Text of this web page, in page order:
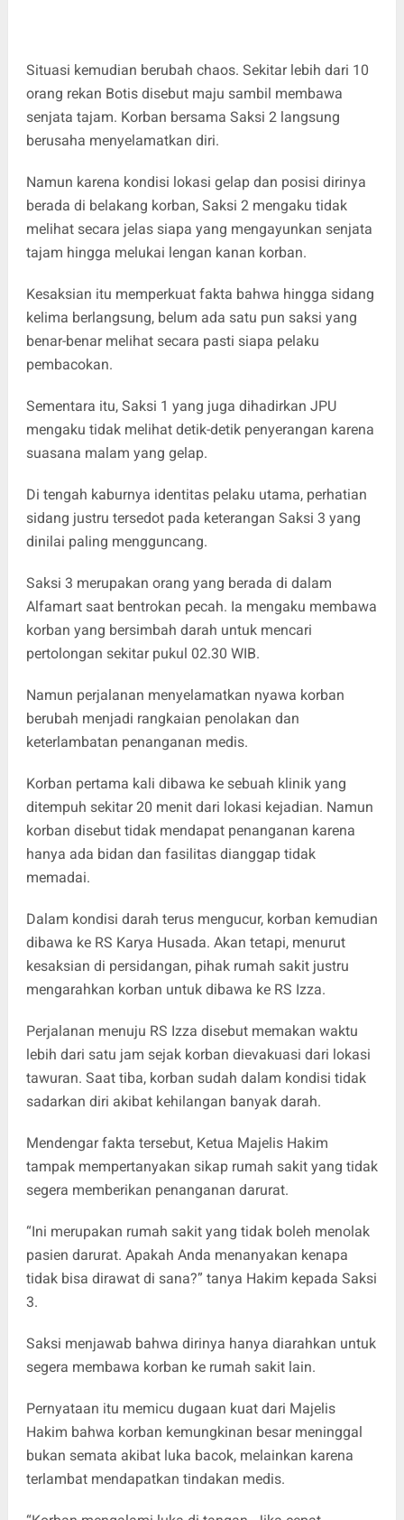
Situasi kemudian berubah chaos. Sekitar lebih dari 10
orang rekan Botis disebut maju sambil membawa
senjata tajam. Korban bersama Saksi 2 langsung
berusaha menyelamatkan diri.
Namun karena kondisi lokasi gelap dan posisi dirinya
berada di belakang korban, Saksi 2 mengaku tidak
melihat secara jelas siapa yang mengayunkan senjata
tajam hingga melukai lengan kanan korban.
Kesaksian itu memperkuat fakta bahwa hingga sidang
kelima berlangsung, belum ada satu pun saksi yang
benar-benar melihat secara pasti siapa pelaku
pembacokan.
Sementara itu, Saksi 1 yang juga dihadirkan JPU
mengaku tidak melihat detik-detik penyerangan karena
suasana malam yang gelap.
Di tengah kaburnya identitas pelaku utama, perhatian
sidang justru tersedot pada keterangan Saksi 3 yang
dinilai paling mengguncang.
Saksi 3 merupakan orang yang berada di dalam
Alfamart saat bentrokan pecah. Ia mengaku membawa
korban yang bersimbah darah untuk mencari
pertolongan sekitar pukul 02.30 WIB.
Namun perjalanan menyelamatkan nyawa korban
berubah menjadi rangkaian penolakan dan
keterlambatan penanganan medis.
Korban pertama kali dibawa ke sebuah klinik yang
ditempuh sekitar 20 menit dari lokasi kejadian. Namun
korban disebut tidak mendapat penanganan karena
hanya ada bidan dan fasilitas dianggap tidak
memadai.
Dalam kondisi darah terus mengucur, korban kemudian
dibawa ke RS Karya Husada. Akan tetapi, menurut
kesaksian di persidangan, pihak rumah sakit justru
mengarahkan korban untuk dibawa ke RS Izza.
Perjalanan menuju RS Izza disebut memakan waktu
lebih dari satu jam sejak korban dievakuasi dari lokasi
tawuran. Saat tiba, korban sudah dalam kondisi tidak
sadarkan diri akibat kehilangan banyak darah.
Mendengar fakta tersebut, Ketua Majelis Hakim
tampak mempertanyakan sikap rumah sakit yang tidak
segera memberikan penanganan darurat.
“Ini merupakan rumah sakit yang tidak boleh menolak
pasien darurat. Apakah Anda menanyakan kenapa
tidak bisa dirawat di sana?” tanya Hakim kepada Saksi
3.
Saksi menjawab bahwa dirinya hanya diarahkan untuk
segera membawa korban ke rumah sakit lain.
Pernyataan itu memicu dugaan kuat dari Majelis
Hakim bahwa korban kemungkinan besar meninggal
bukan semata akibat luka bacok, melainkan karena
terlambat mendapatkan tindakan medis.